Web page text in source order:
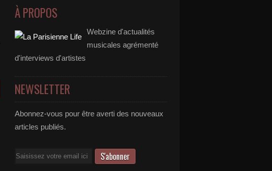
À PROPOS
Webzine d'actualités
musicales agrémenté
d'interviews d'artistes
NEWSLETTER
Abonnez-vous pour être averti des nouveaux
articles publiés.
Email